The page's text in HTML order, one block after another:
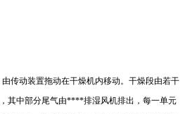
传动装置拖动在干燥机内移动。干燥段由若干
其中部分尾气由****排湿风机排出，每一单元